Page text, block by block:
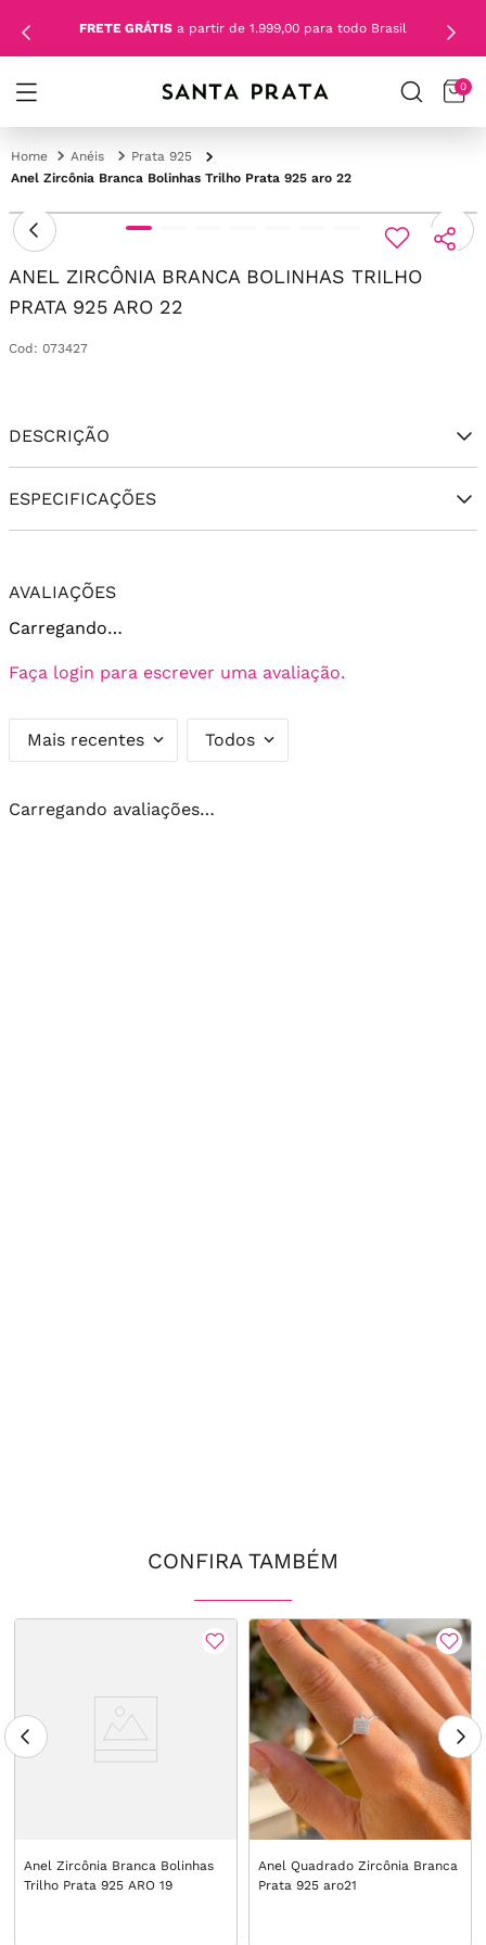
FRETE GRÁTIS a partir de 1.999,00 para todo Brasil
0
Anéis
Prata 925
Anel Zircônia Branca Bolinhas Trilho Prata 925 aro 22
ANEL ZIRCÔNIA BRANCA BOLINHAS TRILHO
PRATA 925 ARO 22
Cod : 073427
DESCRIÇÃO
ESPECIFICAÇÕES
AVALIAÇÕES
Carregando…
Faça login para escrever uma avaliação.
Mais recentes Todos
Carregando avaliações…
CONFIRA TAMBÉM
Anel Zircônia Branca Bolinhas
Trilho Prata 925 ARO 19
Anel Quadrado Zircônia Branca
Prata 925 aro21